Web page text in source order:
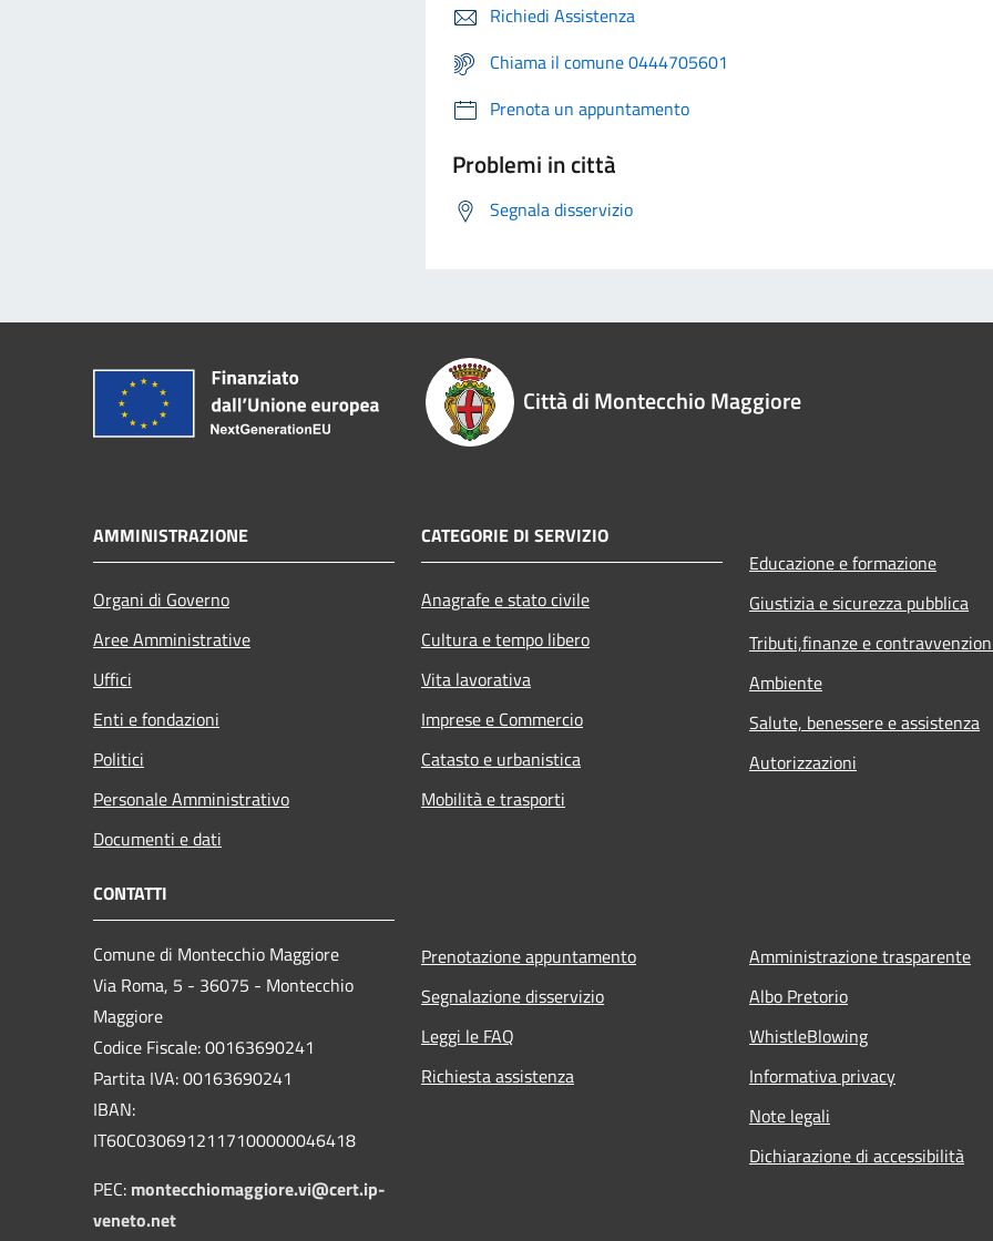
Richiedi Assistenza
Chiama il comune 0444705601
Prenota un appuntamento
Problemi in città
Segnala disservizio
Città di Montecchio Maggiore
AMMINISTRAZIONE
Organi di Governo
Aree Amministrative
Uffici
Enti e fondazioni
Politici
Personale Amministrativo
Documenti e dati
CATEGORIE DI SERVIZIO
Anagrafe e stato civile
Cultura e tempo libero
Vita lavorativa
Imprese e Commercio
Catasto e urbanistica
Mobilità e trasporti
Educazione e formazione
Giustizia e sicurezza pubblica
Tributi,finanze e
Ambiente
Salute, benessere e assistenza
Autorizzazioni
CONTATTI
Comune di Montecchio Maggiore
Via Roma, 5 - 36075 - Montecchio
Maggiore
Codice Fiscale: 00163690241
Partita IVA: 00163690241
IBAN:
IT60C0306912117100000046418
PEC: montecchiomaggiore.vi@cert.ip-
veneto.net
Prenotazione appuntamento
Segnalazione disservizio
Leggi le FAQ
Richiesta assistenza
Amministrazione trasparente
Albo Pretorio
WhistleBlowing
Informativa privacy
Note legali
Dichiarazione di accessibilità